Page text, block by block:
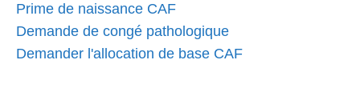
Prime de naissance CAF
Demande de congé pathologique
Demander l'allocation de base CAF